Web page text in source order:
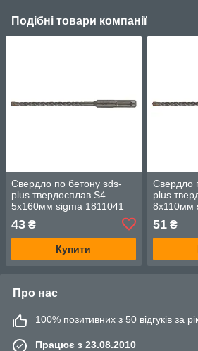
Подібні товари компанії
Свердло по бетону sds-
plus твердосплав S4
5х160мм sigma 1811041
43 ₴
Купити
Свердло
plus
8х110мм
51₴
Про нас
100% позитивних з 50 відгуків за
Працює з 23.08.2010